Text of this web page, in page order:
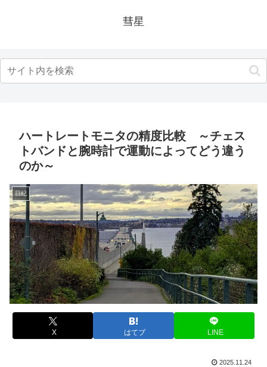
彗星
ハートレートモニタの精度比較 ～チェス
トバンドと腕時計で運動によってどう違う
のか～
日紀
X はてブ LINE
2025.11.24